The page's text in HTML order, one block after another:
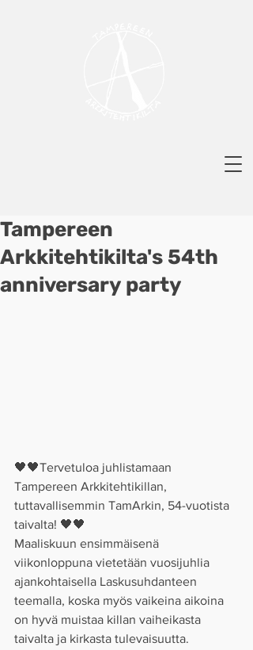
Tampereen
Arkkitehtikilta's 54th
anniversary party
🖤🖤Tervetuloa juhlistamaan
Tampereen Arkkitehtikillan,
tuttavallisemmin TamArkin, 54-vuotista
taivalta! 🖤🖤
Maaliskuun ensimmäisenä
viikonloppuna vietetään vuosijuhlia
ajankohtaisella Laskusuhdanteen
teemalla, koska myös vaikeina aikoina
on hyvä muistaa killan vaiheikasta
taivalta ja kirkasta tulevaisuutta.